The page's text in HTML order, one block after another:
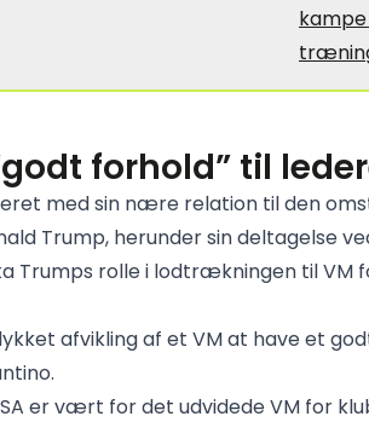
forhold” til
med sin nære relation til den
Trump, herunder sin deltagelse
Trumps rolle i lodtrækningen til VM
afvikling af et VM at have et
er vært for det udvidede VM for